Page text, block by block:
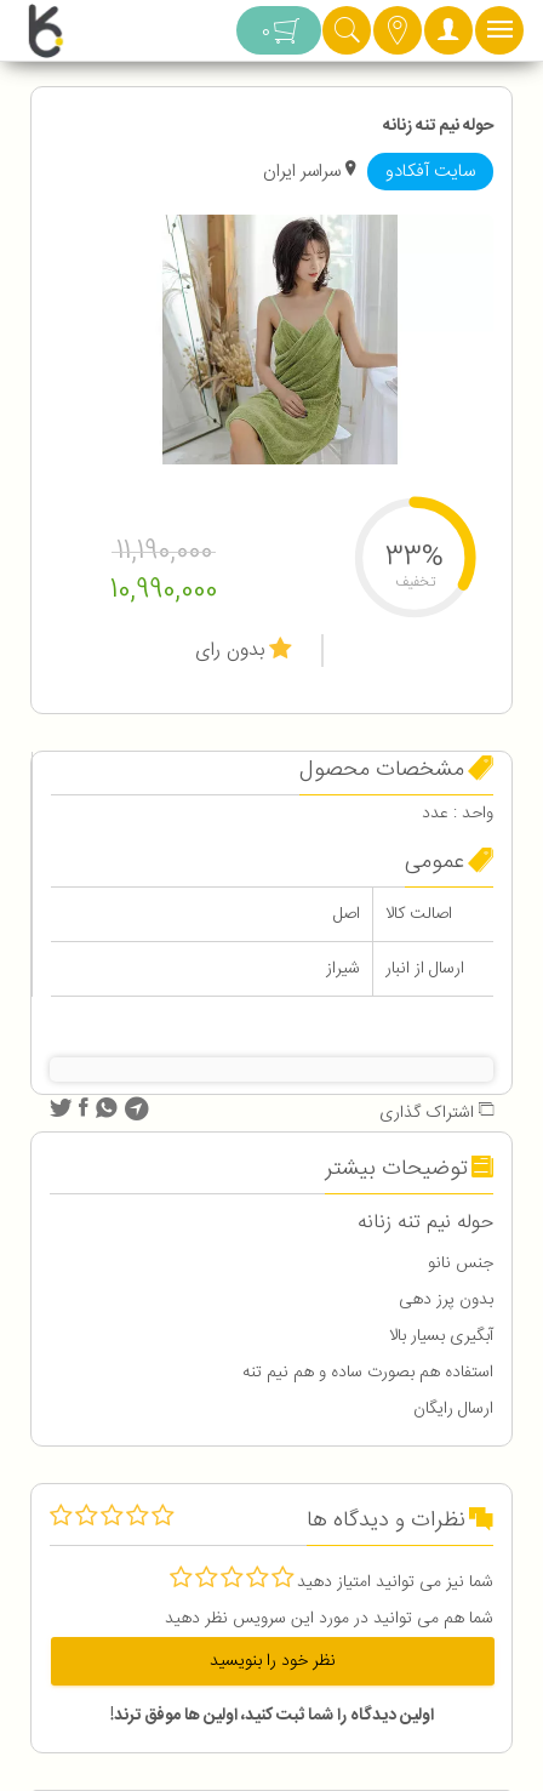
دسته بندی 0
حوله نیم تنه زنانه
سایت آفکادو سراسر ایران
11,190,000
10,990,000
33%
تخفیف
بدون رای
مشخصات محصول
واحد : عدد
عمومی
اصالت کالا
اصل
ارسال از انبار
شیراز
اشتراک گذاری
توضیحات بیشتر
حوله نیم تنه زنانه
جنس نانو
بدون پرز دهی
آبگیری بسیار بالا
استفاده هم بصورت ساده و هم نیم تنه
ارسال رایگان
نظرات و دیدگاه ها
شما نیز می توانید امتیاز دهید
شما هم می توانید در مورد این سرویس نظر دهید
نظر خود را بنویسید
اولین دیدگاه را شما ثبت کنید، اولین ها موفق ترند!